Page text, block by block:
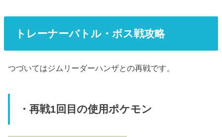
トレーナーバトル・ボス戦攻略
つづいてはジムリーダーハンザとの再戦です。
・再戦1回目の使用ポケモン